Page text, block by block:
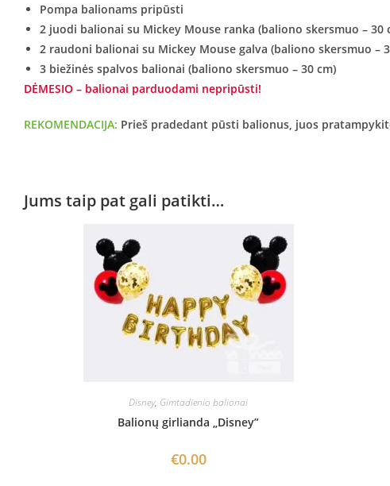
Pompa balionams pripūsti
2 juodi balionai su Mickey Mouse ranka (baliono skersmuo – 30
2 raudoni balionai su Mickey Mouse galva (baliono skersmuo –
3 biežinės spalvos balionai (baliono skersmuo – 30 cm)
DĖMESIO – balionai parduodami nepripūsti!
REKOMENDACIJA: Prieš pradedant pūsti balionus, juos
Jums taip pat gali patikti…
Disney, Gimtadienio balionai
Balionų girlianda „Disney”
€0.00